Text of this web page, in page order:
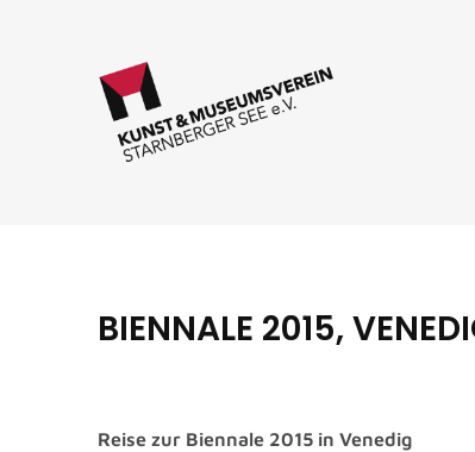
BIENNALE 2015,
Reise zur Biennale 2015 in Venedig